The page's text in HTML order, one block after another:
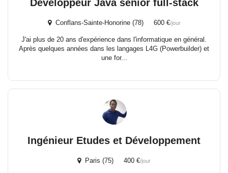
Développeur Java senior full-stack
Conflans-Sainte-Honorine (78) 600 €/jour
J'ai plus de 20 ans d'expérience dans l'informatique en général.
Après quelques années dans les langages L4G (Powerbuilder) et
une for...
Ingénieur Etudes et Développement
Paris (75) 400 €/jour